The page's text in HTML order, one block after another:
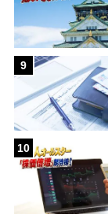
9
10